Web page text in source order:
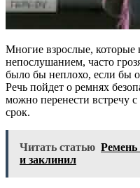
Многие взрослые, которые
непослушанием, часто
было бы неплохо, если бы
Речь пойдет о ремнях
можно перенести встречу
срок.
Читать статью Ремень
и заклинил